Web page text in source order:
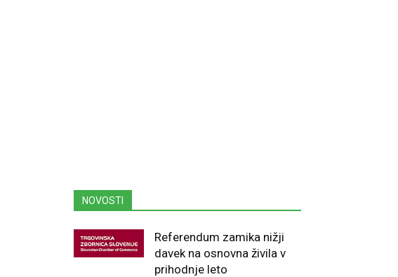
NOVOSTI
Referendum zamika nižji
davek na osnovna živila v
prihodnje leto